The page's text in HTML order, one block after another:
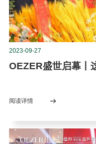
2023-09-27
OEZER盛世启幕丨
阅读详情